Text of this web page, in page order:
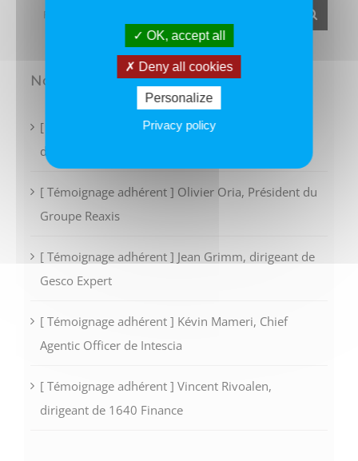
Rechercher:
Nos derniers articles
[ Témoignage adhérent ] Guillaume Baudoux,
dirigeant de Order To Cash
[ Témoignage adhérent ] Olivier Oria, Président du
Groupe Reaxis
[ Témoignage adhérent ] Jean Grimm, dirigeant de
Gesco Expert
[ Témoignage adhérent ] Kévin Mameri, Chief
Agentic Officer de Intescia
[ Témoignage adhérent ] Vincent Rivoalen,
dirigeant de 1640 Finance
OK, accept all
Deny all cookies
Personalize
Privacy policy